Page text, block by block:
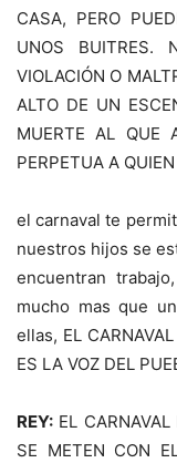
CASA, PERO
UNOS BUITRES.
VIOLACIÓN O
ALTO DE UN
MUERTE AL QUE
PERPETUA A
el carnaval te
nuestros hijos se
encuentran
mucho mas que
ellas, EL
ES LA VOZ DEL
REY: EL CARNAVAL
SE METEN CON